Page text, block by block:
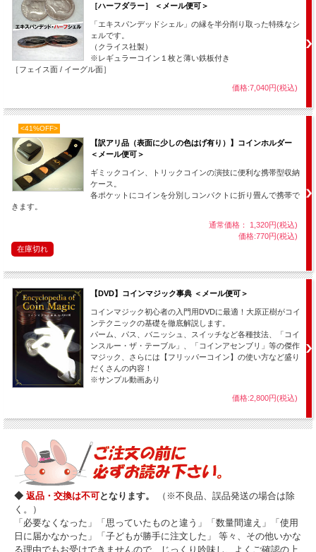
付属の説明書「まほろノート」には、この用具を使った全く別のマジックが他にも
６種類も解説されています！ （もちろん全て連続写真による丁寧な解説です。）
これらはおまけ的な現象ではなく、
など、それぞれが上記演技に勝るとも劣らないメイン演技となり得る不思議な手品
ばかりなのです。
さらに・・・当店のダイム＆ペニーにはミニチュアダイムがセットになっています
ので
相手の手中でコインが縮んでしまう
究極の応用マジック 「小さくなるコイン」
これは非常に強力な視覚効果をもつマジックです。
是非お試し下さい。
これは有名な定番コインマジックの１つです。
定番という事は、それだけ優れた用具である証拠で、安価ですがそのトリッ
クは一級です。
相手の手の中でコインが移動するので非常に効果的です。
しかも演技後、そのままコインを相手に調べさせる事ができるのです。
さらに応用すると、消失や貫通といった全く違う現象が楽しめるというとん
［ハーフダラー］ ＜メール便可＞
「エキスパンデッドシェル」の縁を半分削り取った特殊なシ
ェルです。
（クライス社製）
※レギュラーコイン１枚と薄い鉄板付き
［フェイス面 / イーグル面］
価格:7,040円(税込)
<41%OFF>
【訳アリ品（表面に少しの色はげ有り）】コインホルダー
＜メール便可＞
ギミックコイン、トリックコインの演技に便利な携帯型収納
ケース。
各ポケットにコインを分別しコンパクトに折り畳んで携帯で
きます。
通常価格： 1,320円(税込)
価格:770円(税込)
在庫切れ
【DVD】コインマジック事典 ＜メール便可＞
コインマジック初心者の入門用DVDに最適！大原正樹がコイ
ンテクニックの基礎を徹底解説します。
パーム、パス、バニッシュ、スイッチなど各種技法、「コイ
ンスルー・ザ・テーブル」、「コインアセンブリ」等の傑作
マジック、さらには【フリッパーコイン】の使い方など盛り
だくさんの内容！
※サンプル動画あり
価格:2,800円(税込)
◆ 返品・交換は不可となります。
（※不良品、誤品発送の場合は除
く。）
「必要なくなった」「思っていたものと違う」「数量間違え」「使用
日に届かなかった」「子どもが勝手に注文した」 等々、その他いかな
る理由でもお受けできませんので、じっくり吟味し、よくご確認の上